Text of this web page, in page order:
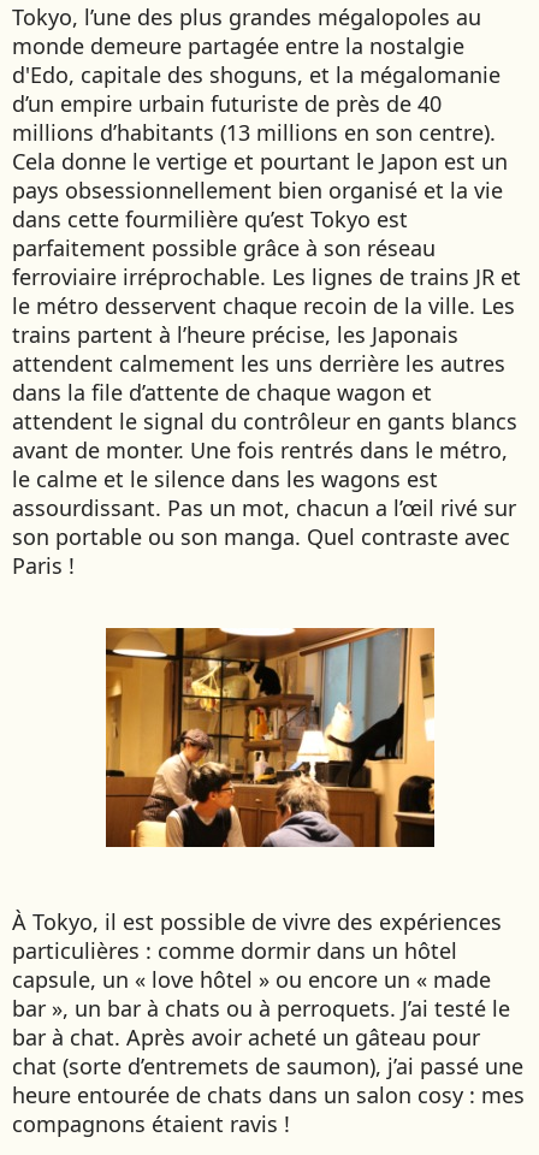
INDONÉSIE
IRAQ
JAPON
JORDANIE
KAZAKHSTAN
KENYA
KOSOVO
LAOS
LETTONIE
LIBÉRIA
LITUANIE
MACÉDOINE DU NORD
MADAGASCAR
MAROC
MAURITANIE
MEXIQUE
MONGOLIE
NICARAGUA
OUGANDA
OUZBÉKISTAN
PÉROU
PHILIPPINES
RÉUNION
ROUMANIE
RWANDA
SALVADOR
SERBIE
Tokyo, l’une des plus grandes mégalopoles au
monde demeure partagée entre la nostalgie
d'Edo, capitale des shoguns, et la mégalomanie
d’un empire urbain futuriste de près de 40
millions d’habitants (13 millions en son centre).
Cela donne le vertige et pourtant le Japon est un
pays obsessionnellement bien organisé et la vie
dans cette fourmilière qu’est Tokyo est
parfaitement possible grâce à son réseau
ferroviaire irréprochable. Les lignes de trains JR et
le métro desservent chaque recoin de la ville. Les
trains partent à l’heure précise, les Japonais
attendent calmement les uns derrière les autres
dans la file d’attente de chaque wagon et
attendent le signal du contrôleur en gants blancs
avant de monter. Une fois rentrés dans le métro,
le calme et le silence dans les wagons est
assourdissant. Pas un mot, chacun a l’œil rivé sur
son portable ou son manga. Quel contraste avec
Paris !
À Tokyo, il est possible de vivre des expériences
particulières : comme dormir dans un hôtel
capsule, un « love hôtel » ou encore un « made
bar », un bar à chats ou à perroquets. J’ai testé le
bar à chat. Après avoir acheté un gâteau pour
chat (sorte d’entremets de saumon), j’ai passé une
heure entourée de chats dans un salon cosy : mes
compagnons étaient ravis !